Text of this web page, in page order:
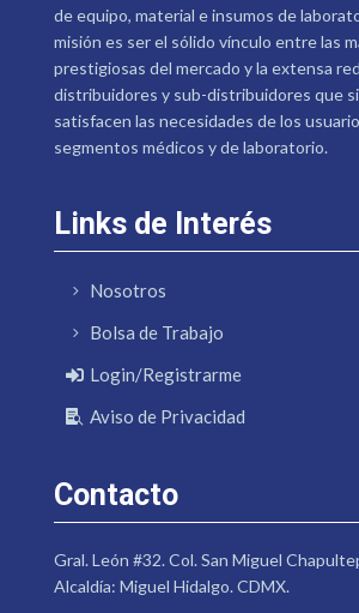
de equipo, material e insumos de
misión es ser el sólido vínculo entre las
prestigiosas del mercado y la extensa
distribuidores y sub-distribuidores que
satisfacen las necesidades de los
segmentos médicos y de laboratorio.
Links de Interés
Nosotros
Bolsa de Trabajo
Login/Registrarme
Aviso de Privacidad
Contacto
Gral. León #32. Col. San Miguel
Alcaldía: Miguel Hidalgo. CDMX.